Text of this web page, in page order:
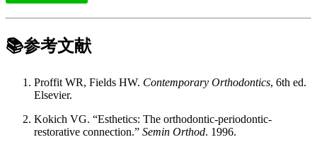
📚参考文献
Proffit WR, Fields HW. Contemporary Orthodontics, 6th ed.
Elsevier.
Kokich VG. “Esthetics: The orthodontic-periodontic-
restorative connection.” Semin Orthod. 1996.